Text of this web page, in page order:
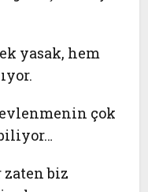
yasak, hem
çok
zaten biz